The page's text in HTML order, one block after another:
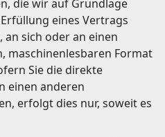
die wir auf Grundlage
eines Vertrags
sich oder an einen
maschinenlesbaren Format
Sie die direkte
einen anderen
erfolgt dies nur, soweit es